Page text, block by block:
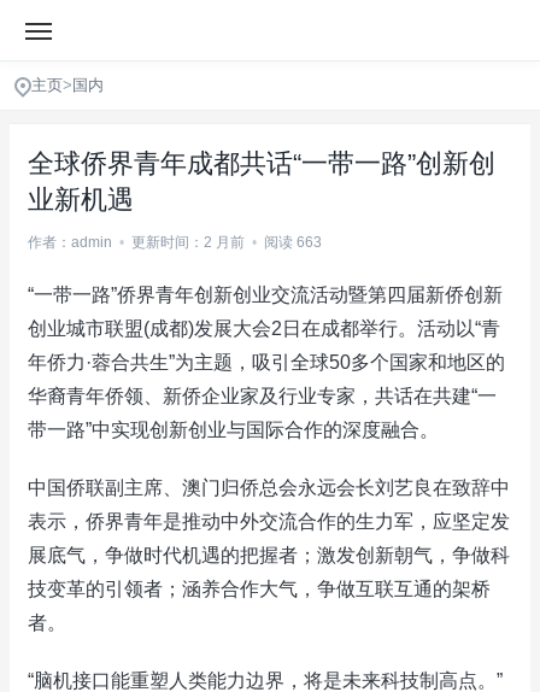
主页> 国内
全球侨界青年成都共话“一带一路”创新创
业新机遇
作者：admin • 更新时间：2 月前 • 阅读 663
“一带一路”侨界青年创新创业交流活动暨第四届新侨创新
创业城市联盟(成都)发展大会2日在成都举行。活动以“青
年侨力·蓉合共生”为主题，吸引全球50多个国家和地区的
华裔青年侨领、新侨企业家及行业专家，共话在共建“一
带一路”中实现创新创业与国际合作的深度融合。
中国侨联副主席、澳门归侨总会永远会长刘艺良在致辞中
表示，侨界青年是推动中外交流合作的生力军，应坚定发
展底气，争做时代机遇的把握者；激发创新朝气，争做科
技变革的引领者；涵养合作大气，争做互联互通的架桥
者。
“脑机接口能重塑人类能力边界，将是未来科技制高点。”